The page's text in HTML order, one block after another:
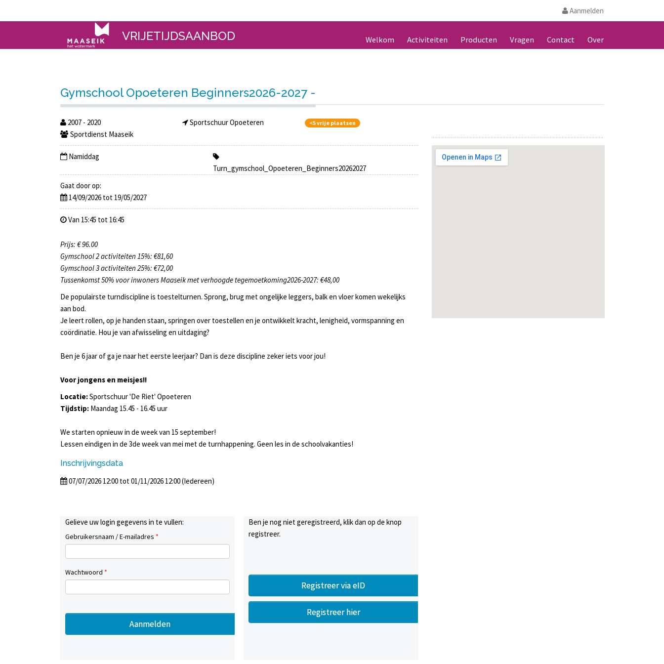
Aanmelden
Welkom Activiteiten Producten Vragen Contact Over
VRIJETIJDSAANBOD
Gymschool Opoeteren Beginners2026-2027 -
2007 - 2020
Sportdienst Maaseik
Sportschuur Opoeteren <5 vrije plaatsen
Namiddag
Turn_gymschool_Opoeteren_Beginners20262027
Gaat door op:
14/09/2026 tot 19/05/2027
Van 15:45 tot 16:45
Prijs: € 96.00
Gymschool 2 activiteiten 15%: €81,60
Gymschool 3 activiteiten 25%: €72,00
Tussenkomst 50% voor inwoners Maaseik met verhoogde tegemoetkoming2026-2027: €48,00
De populairste turndiscipline is toestelturnen. Sprong, brug met ongelijke leggers, balk en vloer komen wekelijks
aan bod.
Je leert rollen, op je handen staan, springen over toestellen en je ontwikkelt kracht, lenigheid, vormspanning en
coördinatie. Hou je van afwisseling en uitdaging?
Ben je 6 jaar of ga je naar het eerste leerjaar? Dan is deze discipline zeker iets voor jou!
Voor jongens en meisjes!!
Locatie:Sportschuur 'De Riet' Opoeteren
Tijdstip: Maandag 15.45 - 16.45 uur
We starten opnieuw in de week van 15 september!
Lessen eindigen in de 3de week van mei met de turnhappening. Geen les in de schoolvakanties!
Inschrijvingsdata
07/07/2026 12:00 tot 01/11/2026 12:00 (Iedereen)
Gelieve uw login gegevens in te vullen:
Gebruikersnaam / E-mailadres *
Wachtwoord *
Ben je nog niet geregistreerd, klik dan op de knop
registreer.
Registreer via eID
Registreer hier